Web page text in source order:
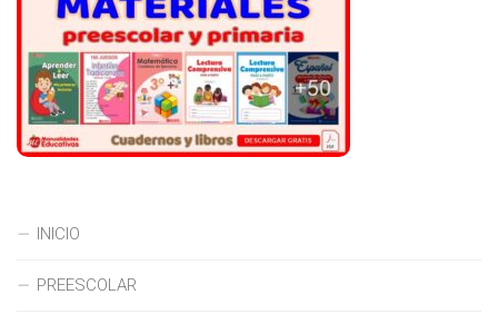
INICIO
PREESCOLAR